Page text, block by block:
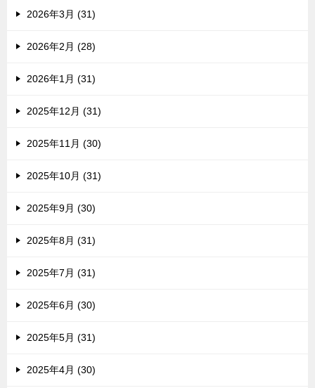
2026年3月 (31)
2026年2月 (28)
2026年1月 (31)
2025年12月 (31)
2025年11月 (30)
2025年10月 (31)
2025年9月 (30)
2025年8月 (31)
2025年7月 (31)
2025年6月 (30)
2025年5月 (31)
2025年4月 (30)